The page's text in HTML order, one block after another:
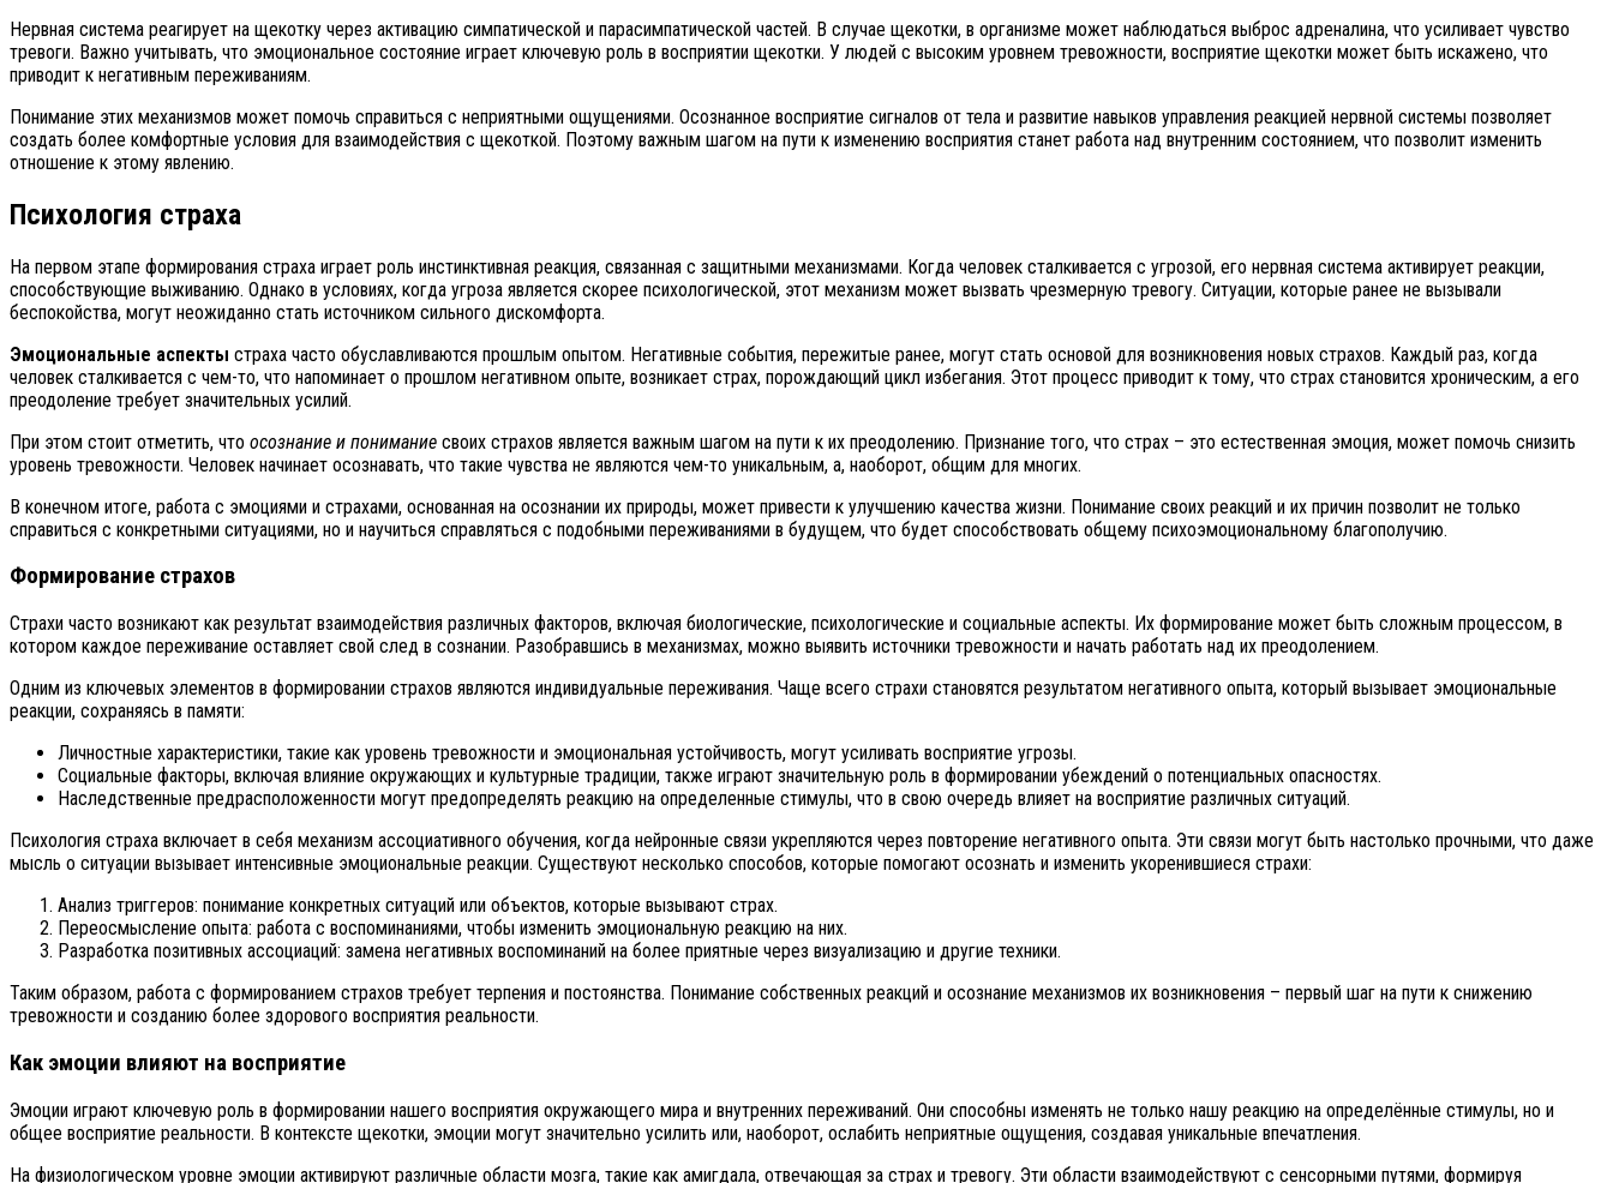
Нервная система реагирует на щекотку через активацию симпатической и парасимпатической частей. В случае щекотки, в организме может наблюдаться выброс адреналина, что усиливает чувство
тревоги. Важно учитывать, что эмоциональное состояние играет ключевую роль в восприятии щекотки. У людей с высоким уровнем тревожности, восприятие щекотки может быть искажено, что
приводит к негативным переживаниям.
Понимание этих механизмов может помочь справиться с неприятными ощущениями. Осознанное восприятие сигналов от тела и развитие навыков управления реакцией нервной системы позволяет
создать более комфортные условия для взаимодействия с щекоткой. Поэтому важным шагом на пути к изменению восприятия станет работа над внутренним состоянием, что позволит изменить
отношение к этому явлению.
Психология страха
На первом этапе формирования страха играет роль инстинктивная реакция, связанная с защитными механизмами. Когда человек сталкивается с угрозой, его нервная система активирует реакции,
способствующие выживанию. Однако в условиях, когда угроза является скорее психологической, этот механизм может вызвать чрезмерную тревогу. Ситуации, которые ранее не вызывали
беспокойства, могут неожиданно стать источником сильного дискомфорта.
Эмоциональные аспекты страха часто обуславливаются прошлым опытом. Негативные события, пережитые ранее, могут стать основой для возникновения новых страхов. Каждый раз, когда
человек сталкивается с чем-то, что напоминает о прошлом негативном опыте, возникает страх, порождающий цикл избегания. Этот процесс приводит к тому, что страх становится хроническим, а его
преодоление требует значительных усилий.
При этом стоит отметить, что осознание и понимание своих страхов является важным шагом на пути к их преодолению. Признание того, что страх – это естественная эмоция, может помочь снизить
уровень тревожности. Человек начинает осознавать, что такие чувства не являются чем-то уникальным, а, наоборот, общим для многих.
В конечном итоге, работа с эмоциями и страхами, основанная на осознании их природы, может привести к улучшению качества жизни. Понимание своих реакций и их причин позволит не только
справиться с конкретными ситуациями, но и научиться справляться с подобными переживаниями в будущем, что будет способствовать общему психоэмоциональному благополучию.
Формирование страхов
Страхи часто возникают как результат взаимодействия различных факторов, включая биологические, психологические и социальные аспекты. Их формирование может быть сложным процессом, в
котором каждое переживание оставляет свой след в сознании. Разобравшись в механизмах, можно выявить источники тревожности и начать работать над их преодолением.
Одним из ключевых элементов в формировании страхов являются индивидуальные переживания. Чаще всего страхи становятся результатом негативного опыта, который вызывает эмоциональные
реакции, сохраняясь в памяти:
Личностные характеристики, такие как уровень тревожности и эмоциональная устойчивость, могут усиливать восприятие угрозы.
Социальные факторы, включая влияние окружающих и культурные традиции, также играют значительную роль в формировании убеждений о потенциальных опасностях.
Наследственные предрасположенности могут предопределять реакцию на определенные стимулы, что в свою очередь влияет на восприятие различных ситуаций.
Психология страха включает в себя механизм ассоциативного обучения, когда нейронные связи укрепляются через повторение негативного опыта. Эти связи могут быть настолько прочными, что даже
мысль о ситуации вызывает интенсивные эмоциональные реакции. Существуют несколько способов, которые помогают осознать и изменить укоренившиеся страхи:
Анализ триггеров: понимание конкретных ситуаций или объектов, которые вызывают страх.
Переосмысление опыта: работа с воспоминаниями, чтобы изменить эмоциональную реакцию на них.
Разработка позитивных ассоциаций: замена негативных воспоминаний на более приятные через визуализацию и другие техники.
Таким образом, работа с формированием страхов требует терпения и постоянства. Понимание собственных реакций и осознание механизмов их возникновения – первый шаг на пути к снижению
тревожности и созданию более здорового восприятия реальности.
Как эмоции влияют на восприятие
Эмоции играют ключевую роль в формировании нашего восприятия окружающего мира и внутренних переживаний. Они способны изменять не только нашу реакцию на определённые стимулы, но и
общее восприятие реальности. В контексте щекотки, эмоции могут значительно усилить или, наоборот, ослабить неприятные ощущения, создавая уникальные впечатления.
На физиологическом уровне эмоции активируют различные области мозга, такие как амигдала, отвечающая за страх и тревогу. Эти области взаимодействуют с сенсорными путями, формируя